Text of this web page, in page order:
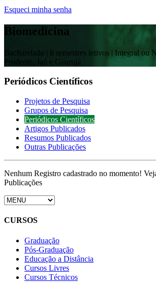
Esqueci minha senha
Biomedicina
Bacharelado | 8 semestres letivos | Integral ou
Prudente, Jaú e Guarujá
Periódicos Científicos
Projetos de Pesquisa
Grupos de Pesquisa
Periódicos Científicos
Artigos Publicados
Resumos Publicados
Outras Publicações
Nenhum Registro cadastrado no momento!
Publicações
CURSOS
Graduação
Pós-Graduação
Educação a Distância
Cursos Livres
Cursos Técnicos